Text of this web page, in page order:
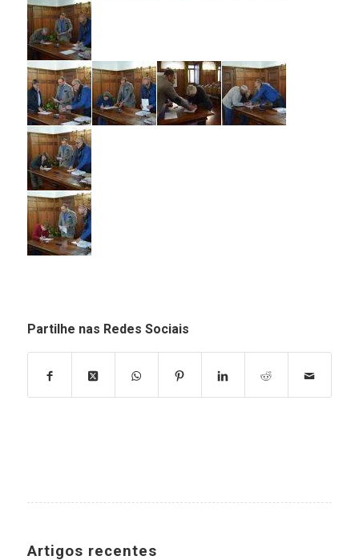
Partilhe nas Redes Sociais
Artigos recentes